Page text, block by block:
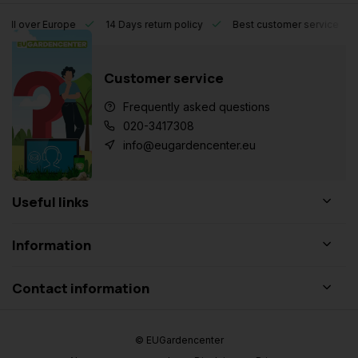
Europe 14 Days return policy Best customer service
Customer service
Frequently asked questions
020-3417308
info@eugardencenter.eu
Useful links
Information
Contact information
© EUGardencenter